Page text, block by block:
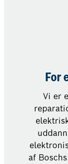
For
Vi er
af